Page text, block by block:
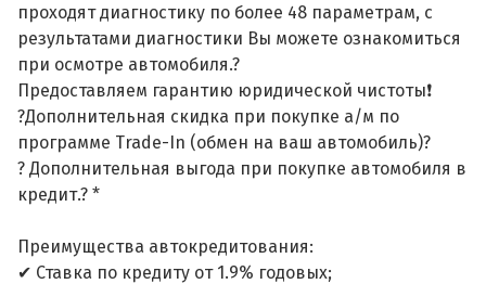
проходят диагностику по более 48 параметрам, с
результатами диагностики Вы можете ознакомиться
при осмотре автомобиля.?
Предоставляем гарантию юридической чистоты❗
?Дополнительная скидка при покупке а/м по
программе Trade-In (обмен на ваш автомобиль)?
? Дополнительная выгода при покупке автомобиля в
кредит.? *
Преимущества автокредитования:
✔ Ставка по кредиту от 1.9% годовых;